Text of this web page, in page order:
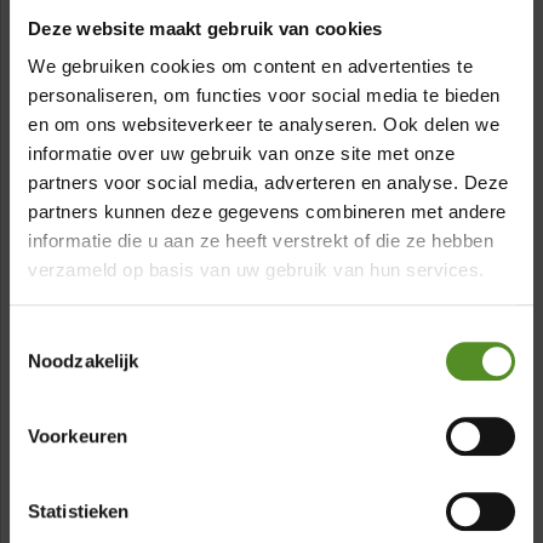
Deze website maakt gebruik van cookies
We gebruiken cookies om content en advertenties te
personaliseren, om functies voor social media te bieden
en om ons websiteverkeer te analyseren. Ook delen we
informatie over uw gebruik van onze site met onze
partners voor social media, adverteren en analyse. Deze
partners kunnen deze gegevens combineren met andere
informatie die u aan ze heeft verstrekt of die ze hebben
verzameld op basis van uw gebruik van hun services.
Noodzakelijk
Voorkeuren
Statistieken
zijn individueel verpakt en thermisch gehard voor
de meest optimale ondersteuning. De matrassen
zijn voorzien van een elastische, hygiënisch en
volledig anti-allergische stretch tijk met Sensity
beschermlaag. Dit levert extra comfort en een
uitmuntend goede ventilatie op. De complete
matrastijk is volledig afneembaar en wasbaar.
Topmatras Excite HR koudschuim
Koudschuim matrastopper Excite HR koudschuim
het topmatras uitstekend geventileerd wordt en
een goede vochtregulatie heeft. Hierdoor blijft het
topmatras ook koel in de zomer terwijl het in de
koude winternachten juist weer warm aanvoelt.
beste kwaliteit HR koudschuim zodat uw lichaam
Showroom Breda
Vrijdag 12:00 – 17:00
Zondag 12:00 – 17:00
×